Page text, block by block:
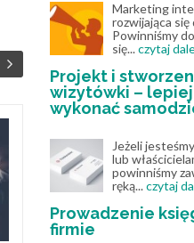
25
MAJ
Muzyka
internet
sposób
Marketing
rozwijająca się
Powinniśmy
się...czytaj
Projekt i
wizytówki –
wykonać
Jeżeli
lub
powinniśmy
ręką...czytaj
Prowadzenie
firmie